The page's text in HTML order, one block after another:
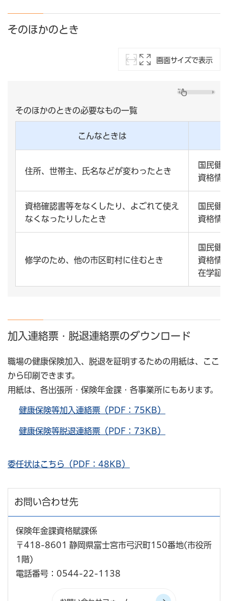
そのほかのとき
画面サイズで表示
そのほかのときの必要なもの一覧
こんなときは
住所、世帯主、氏名などが変わったとき
国民健
資格情
資格確認書等をなくしたり、よごれて使え
なくなったりしたとき
国民健
資格情
修学のため、他の市区町村に住むとき
国民健
資格情
在学証
加入連絡票・脱退連絡票のダウンロード
職場の健康保険加入、脱退を証明するための用紙は、ここ
から印刷できます。
用紙は、各出張所・保険年金課・各事業所にもあります。
健康保険等加入連絡票（PDF：75KB）
健康保険等脱退連絡票（PDF：73KB）
委任状はこちら（PDF：48KB）
お問い合わせ先
保険年金課資格賦課係
〒418-8601 静岡県富士宮市弓沢町150番地(市役所
1階)
電話番号：0544-22-1138